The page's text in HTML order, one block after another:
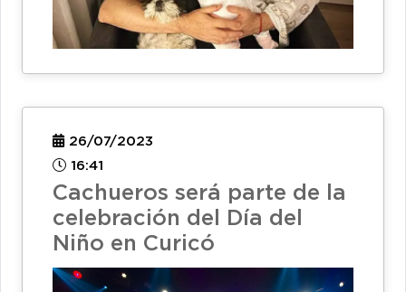
26/07/2023
16:41
Cachueros será parte de la
celebración del Día del
Niño en Curicó